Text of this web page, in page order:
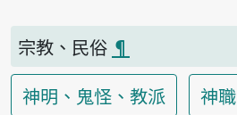
宗教、民俗 ¶
神明、鬼怪、教派
神